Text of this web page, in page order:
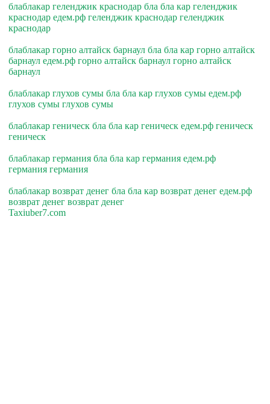
блаблакар геленджик краснодар бла бла кар геленджик
краснодар едем.рф геленджик краснодар геленджик
краснодар
блаблакар горно алтайск барнаул бла бла кар горно алтайск
барнаул едем.рф горно алтайск барнаул горно алтайск
барнаул
блаблакар глухов сумы бла бла кар глухов сумы едем.рф
глухов сумы глухов сумы
блаблакар геническ бла бла кар геническ едем.рф геническ
геническ
блаблакар германия бла бла кар германия едем.рф
германия германия
блаблакар возврат денег бла бла кар возврат денег едем.рф
возврат денег возврат денег
Taxiuber7.com